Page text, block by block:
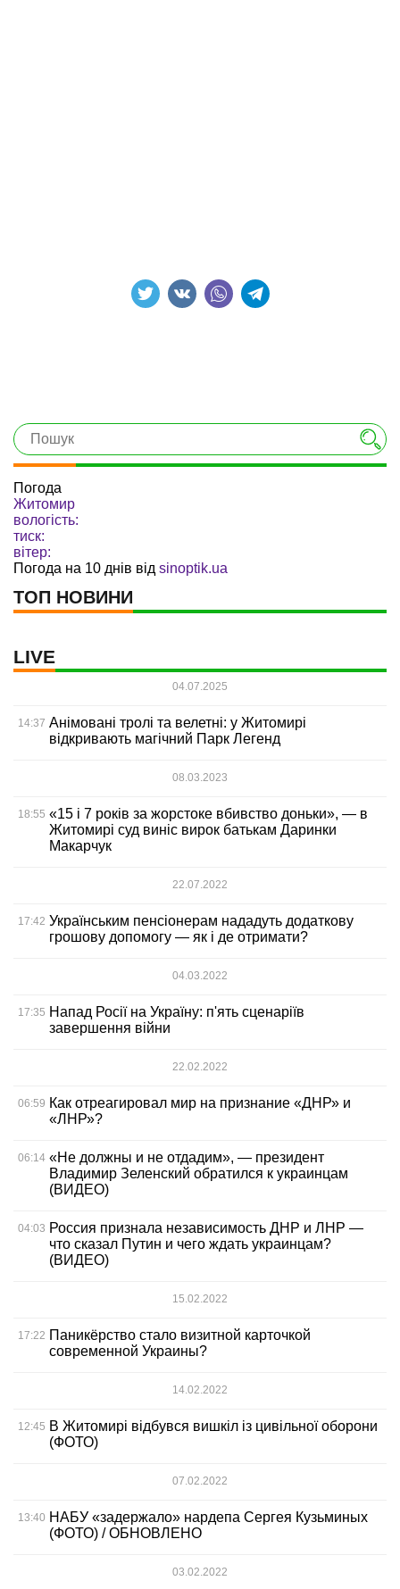
Погода
Житомир
вологість:
тиск:
вітер:
Погода на 10 днів від sinoptik.ua
ТОП НОВИНИ
LIVE
04.07.2025
14:37 Анімовані тролі та велетні: у Житомирі
відкривають магічний Парк Легенд
08.03.2023
18:55 «15 і 7 років за жорстоке вбивство доньки», — в
Житомирі суд виніс вирок батькам Даринки
Макарчук
22.07.2022
17:42 Українським пенсіонерам нададуть додаткову
грошову допомогу — як і де отримати?
04.03.2022
17:35 Напад Росії на Україну: п'ять сценаріїв
завершення війни
22.02.2022
06:59 Как отреагировал мир на признание «ДНР» и
«ЛНР»?
06:14 «Не должны и не отдадим», — президент
Владимир Зеленский обратился к украинцам
(ВИДЕО)
04:03 Россия признала независимость ДНР и ЛНР —
что сказал Путин и чего ждать украинцам?
(ВИДЕО)
15.02.2022
17:22 Паникёрство стало визитной карточкой
современной Украины?
14.02.2022
12:45 В Житомирі відбувся вишкіл із цивільної оборони
(ФОТО)
07.02.2022
13:40 НАБУ «задержало» нардепа Сергея Кузьминых
(ФОТО) / ОБНОВЛЕНО
03.02.2022